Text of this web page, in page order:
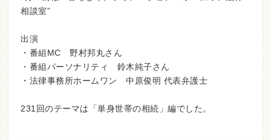
相談室”
出演
・番組MC 野村邦丸さん
・番組パーソナリティ 鈴木純子さん
・法律事務所ホームワン 中原俊明 代表弁護士
231回のテーマは「単身世帯の相続」編でした。